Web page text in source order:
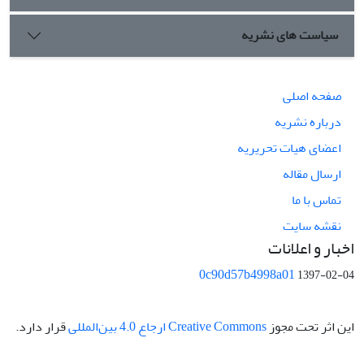
سیاست های نشریه
صفحه اصلی
درباره نشریه
اعضای هیات تحریریه
ارسال مقاله
تماس با ما
نقشه سایت
اخبار و اعلانات
0c90d57b4998a011397-02-04
این اثر تحت مجوز Creative Commons ارجاع 4.0 بین‌المللی قرار دارد.